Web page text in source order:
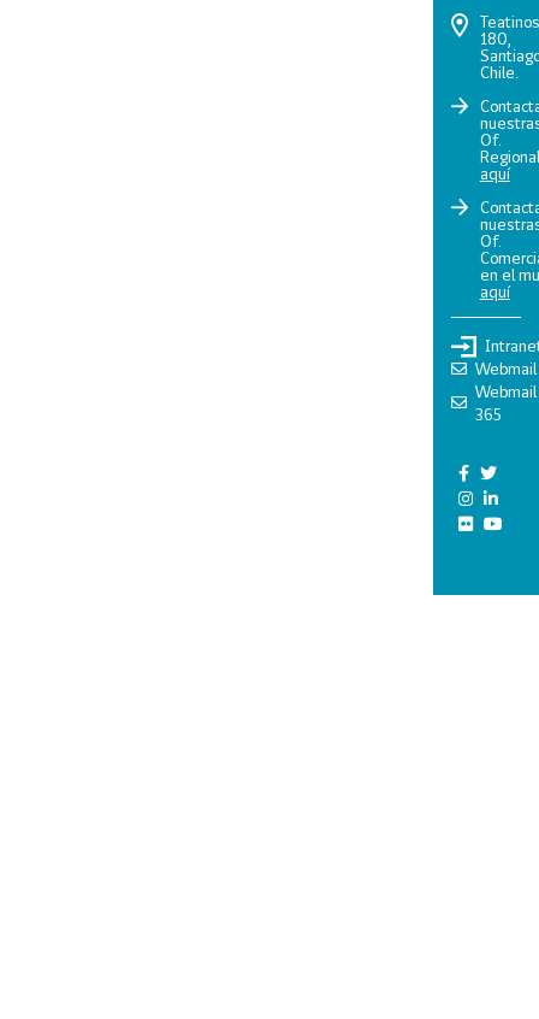
Teatinos
180,
Chile.
Of.
aquí
Of.
en el
aquí
Webmail
Webmail
365